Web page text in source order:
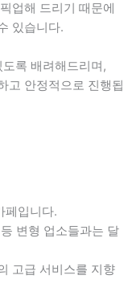
업해 드리기 때문에
있습니다.
록 배려해드리며,
고 안정적으로 진행됩
페입니다.
변형 업소들과는 달
고급 서비스를 지향